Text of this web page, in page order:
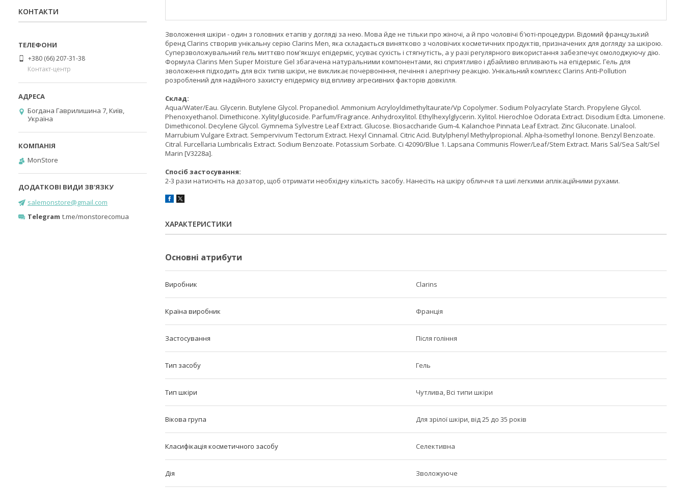
Зволоження шкіри - один з головних етапів у догляді за нею. Мова йде не тільки про жіночі, а й про чоловічі б'юті-процедури. Відомий французький
бренд Clarins створив унікальну серію Clarins Men, яка складається винятково з чоловічих косметичних продуктів, призначених для догляду за шкірою.
Суперзволожувальний гель миттєво пом'якшує епідерміс, усуває сухість і стягнутість, а у разі регулярного використання забезпечує омолоджуючу дію.
Формула Clarins Men Super Moisture Gel збагачена натуральними компонентами, які сприятливо і дбайливо впливають на епідерміс. Гель для
зволоження підходить для всіх типів шкіри, не викликає почервоніння, печіння і алергічну реакцію. Унікальний комплекс Clarins Anti-Pollution
розроблений для надійного захисту епідермісу від впливу агресивних факторів довкілля.
Склад:
Aqua/Water/Eau. Glycerin. Butylene Glycol. Propanediol. Ammonium Acryloyldimethyltaurate/Vp Copolymer. Sodium Polyacrylate Starch. Propylene Glycol.
Phenoxyethanol. Dimethicone. Xylitylglucoside. Parfum/Fragrance. Anhydroxylitol. Ethylhexylglycerin. Xylitol. Hierochloe Odorata Extract. Disodium Edta. Limonene.
Dimethiconol. Decylene Glycol. Gymnema Sylvestre Leaf Extract. Glucose. Biosaccharide Gum-4. Kalanchoe Pinnata Leaf Extract. Zinc Gluconate. Linalool.
Marrubium Vulgare Extract. Sempervivum Tectorum Extract. Hexyl Cinnamal. Citric Acid. Butylphenyl Methylpropional. Alpha-Isomethyl Ionone. Benzyl Benzoate.
Citral. Furcellaria Lumbricalis Extract. Sodium Benzoate. Potassium Sorbate. Ci 42090/Blue 1. Lapsana Communis Flower/Leaf/Stem Extract. Maris Sal/Sea Salt/Sel
Marin [V3228a].
Спосіб застосування:
2-3 рази натисніть на дозатор, щоб отримати необхідну кількість засобу. Нанесіть на шкіру обличчя та шиї легкими аплікаційними рухами.
ХАРАКТЕРИСТИКИ
Основні атрибути
Виробник Clarins
Країна виробник Франція
Застосування Після гоління
Тип засобу Гель
Тип шкіри Чутлива, Всі типи шкіри
Вікова група Для зрілої шкіри, від 25 до 35 років
Класифікація косметичного засобу Селективна
Дія Зволожуюче
КОНТАКТИ
+380 (66) 207-31-38
Контакт-центр
Богдана Гаврилишина 7, Київ,
Україна
MonStore
salemonstore@gmail.com
Telegram t.me/monstorecomua